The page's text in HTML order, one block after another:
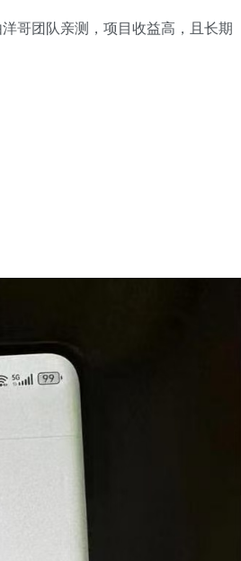
哥团队亲测，项目收益高，且长期